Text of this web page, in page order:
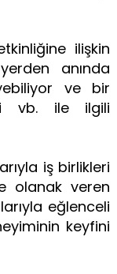
ilişkin
anında
ve bir
vb. ile ilgili
iş birlikleri
olanak veren
eğlenceli
keyfini